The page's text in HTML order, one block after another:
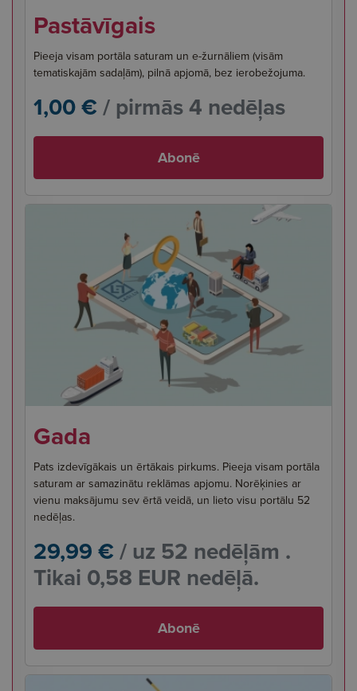
Pastāvīgais
Pieeja visam portāla saturam un e-žurnāliem (visām
tematiskajām sadaļām), pilnā apjomā, bez ierobežojuma.
1,00 €/ pirmās 4 nedēļas
Abonē
Gada
Pats izdevīgākais un ērtākais pirkums. Pieeja visam portāla
saturam ar samazinātu reklāmas apjomu. Norēķinies ar
vienu maksājumu sev ērtā veidā, un lieto visu portālu 52
nedēļas.
29,99 €/ uz 52 nedēļām .
Tikai 0,58 EUR nedēļā.
Abonē